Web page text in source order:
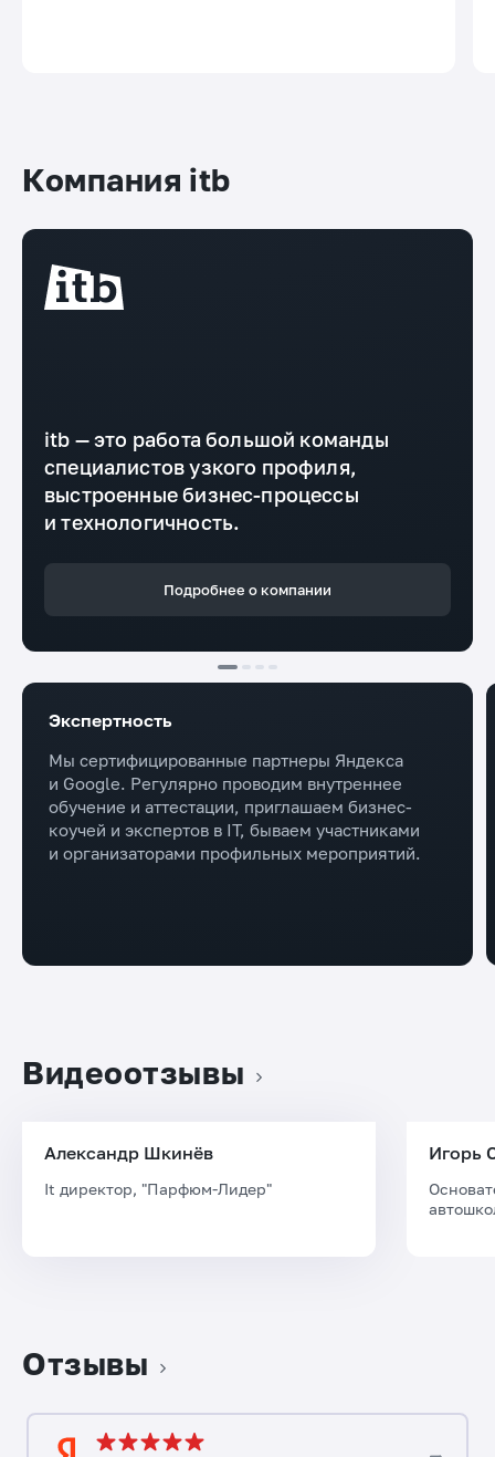
Компания itb
itb — это работа большой команды
специалистов узкого профиля,
выстроенные бизнес-процессы
и технологичность.
Подробнее о компании
Экспертность
Мы сертифицированные партнеры Яндекса
и Google. Регулярно проводим внутреннее
обучение и аттестации, приглашаем бизнес-
коучей и экспертов в IT, бываем участниками
и организаторами профильных мероприятий.
Видеоотзывы
Александр Шкинёв
It директор, "Парфюм-Лидер"
Игорь
Отзывы